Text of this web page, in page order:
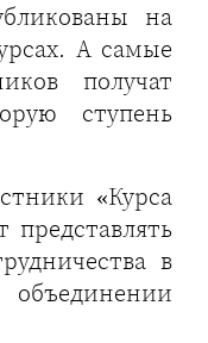
на
А самые
получат
ступень
«Курса
представлять
в